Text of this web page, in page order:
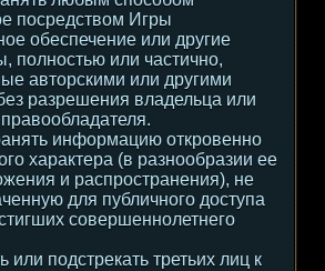
посредством Игры
обеспечение или другие
полностью или частично,
авторскими или другими
разрешения владельца или
информацию откровенно
характера (в разнообразии ее
и распространения), не
для публичного доступа
совершеннолетнего
или подстрекать третьих лиц к